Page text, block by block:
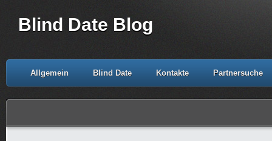
Blind Date Blog
Allgemein Blind Date Kontakte Partnersuche